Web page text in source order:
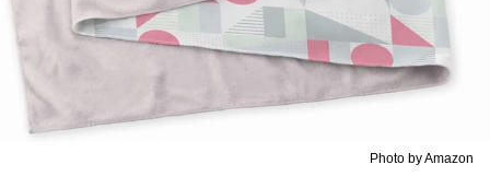
Photo by Amazon